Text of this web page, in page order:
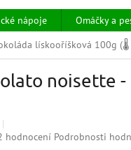
nápoje Omáčky a
lískooříšková 100g
noisette
hodnocení Podrobnosti